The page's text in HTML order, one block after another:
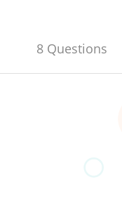
8 Questions